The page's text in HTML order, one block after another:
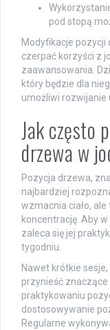
pod stopą
Modyfikacje pozycji
czerpać korzyści z
zaawansowania.
który będzie dla
umożliwi rozwijanie
Jak często
drzewa w
Pozycja drzewa,
najbardziej
wzmacnia ciało,
koncentrację. Aby
zaleca się jej
tygodniu.
Nawet krótkie
przynieść
praktykowaniu
dostosowywanie
Regularne